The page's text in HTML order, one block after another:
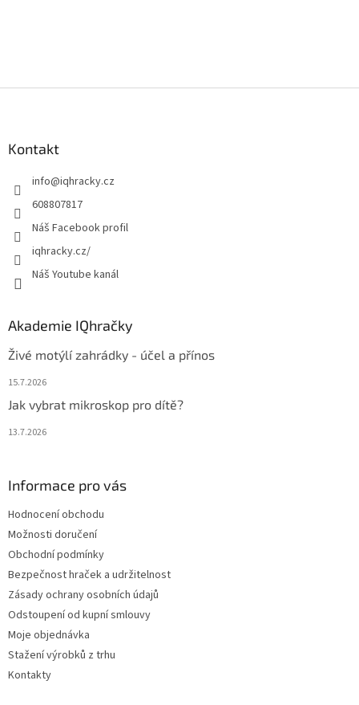
Kontakt
info@iqhracky.cz
608807817
Náš Facebook profil
iqhracky.cz/
Náš Youtube kanál
Akademie IQhračky
Živé motýlí zahrádky - účel a přínos
15.7.2026
Jak vybrat mikroskop pro dítě?
13.7.2026
Informace pro vás
Hodnocení obchodu
Možnosti doručení
Obchodní podmínky
Bezpečnost hraček a udržitelnost
Zásady ochrany osobních údajů
Odstoupení od kupní smlouvy
Moje objednávka
Stažení výrobků z trhu
Kontakty